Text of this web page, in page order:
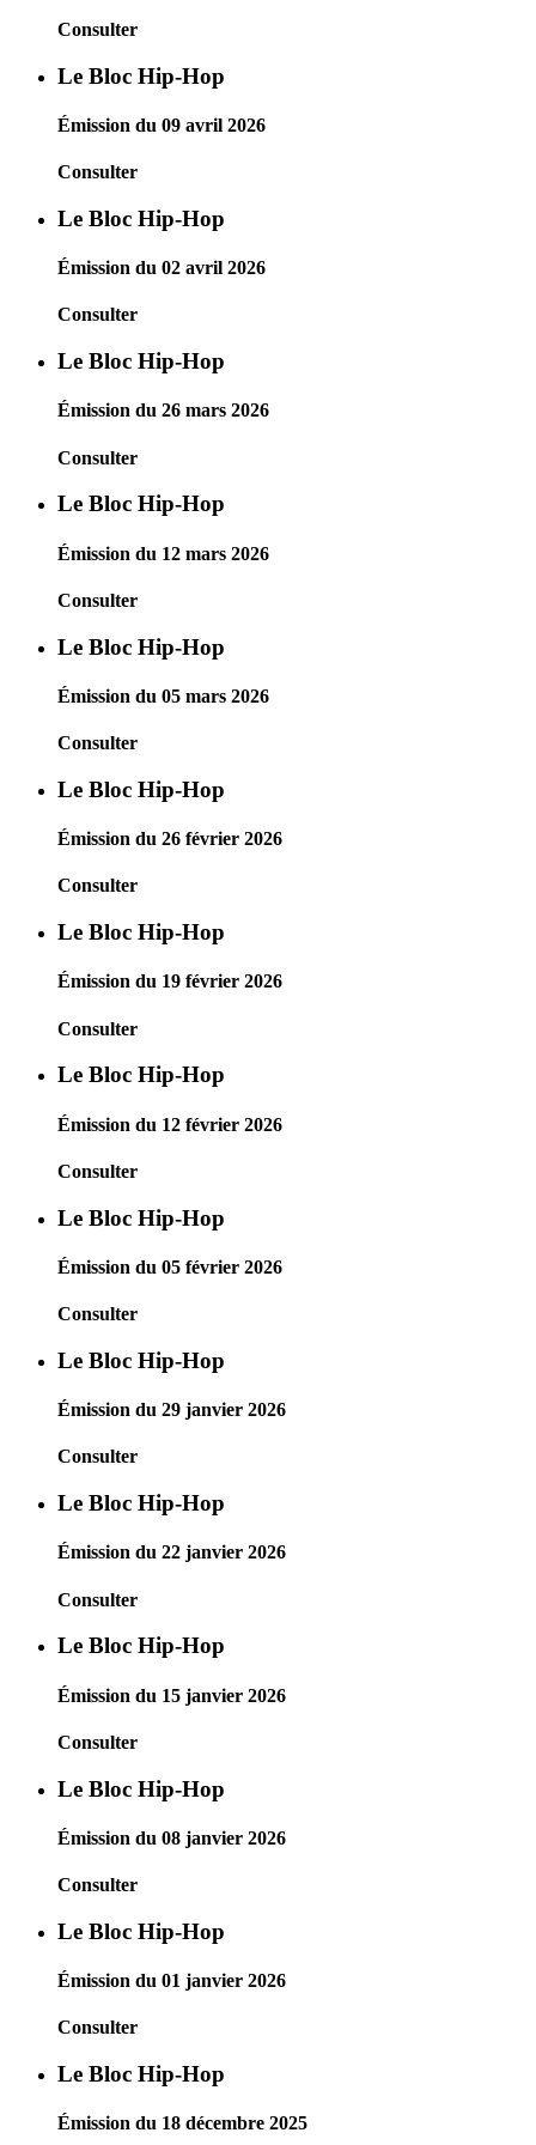
Consulter
Le Bloc Hip-Hop
Émission du 09 avril 2026
Consulter
Le Bloc Hip-Hop
Émission du 02 avril 2026
Consulter
Le Bloc Hip-Hop
Émission du 26 mars 2026
Consulter
Le Bloc Hip-Hop
Émission du 12 mars 2026
Consulter
Le Bloc Hip-Hop
Émission du 05 mars 2026
Consulter
Le Bloc Hip-Hop
Émission du 26 février 2026
Consulter
Le Bloc Hip-Hop
Émission du 19 février 2026
Consulter
Le Bloc Hip-Hop
Émission du 12 février 2026
Consulter
Le Bloc Hip-Hop
Émission du 05 février 2026
Consulter
Le Bloc Hip-Hop
Émission du 29 janvier 2026
Consulter
Le Bloc Hip-Hop
Émission du 22 janvier 2026
Consulter
Le Bloc Hip-Hop
Émission du 15 janvier 2026
Consulter
Le Bloc Hip-Hop
Émission du 08 janvier 2026
Consulter
Le Bloc Hip-Hop
Émission du 01 janvier 2026
Consulter
Le Bloc Hip-Hop
Émission du 18 décembre 2025